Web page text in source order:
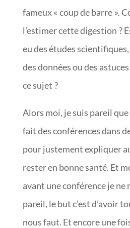
fameux « coup de barre ».
l’estimer cette digestion ?
eu des études
des données ou des
ce sujet ?
Alors moi, je suis pareil que
fait des conférences dans
pour justement expliquer
rester en bonne santé. Et
avant une conférence je ne
pareil, le but c’est d’avoir
nous faut. Et encore une